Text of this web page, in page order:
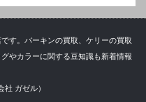
す。バーキンの買取、ケリーの買取
やカラーに関する豆知識も新着情報
ガゼル）